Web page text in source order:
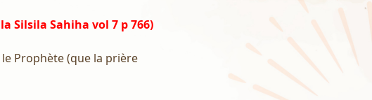
Silsila Sahiha vol 7 p 766)
Prophète (que la prière